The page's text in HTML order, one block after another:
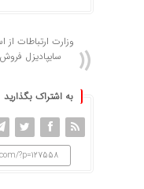
وزارت ارتباطات از
سایپادیزل
به اشتراک بگذارید
?p=127558